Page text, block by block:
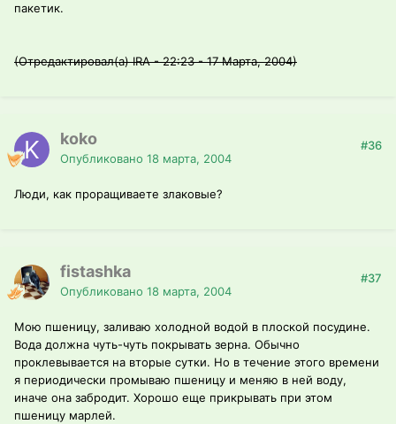
пакетик.
(Отредактировал(а) IRA - 22:23 - 17 Марта, 2004)
koko
Опубликовано 18 марта, 2004
#36
Люди, как проращиваете злаковые?
fistashka
Опубликовано 18 марта, 2004
#37
Мою пшеницу, заливаю холодной водой в плоской посудине.
Вода должна чуть-чуть покрывать зерна. Обычно
проклевывается на вторые сутки. Но в течение этого времени
я периодически промываю пшеницу и меняю в ней воду,
иначе она забродит. Хорошо еще прикрывать при этом
пшеницу марлей.